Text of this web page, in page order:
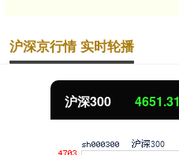
沪深京行情 实时轮播
沪深300 4651.31